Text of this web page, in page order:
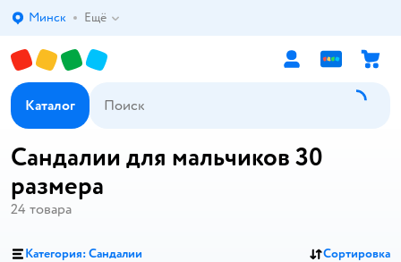
Выбор адреса доставки.
Минск Ещё
Каталог
Сандалии для мальчиков 30
размера
24 товара
Категория: Сандалии Сортировка